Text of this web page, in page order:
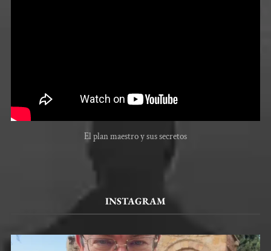
El plan maestro y sus secretos
INSTAGRAM